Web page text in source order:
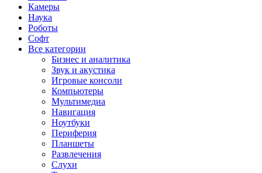
Камеры
Наука
Роботы
Софт
Все категории
Бизнес и аналитика
Звук и акустика
Игровые консоли
Компьютеры
Мультимедиа
Навигация
Ноутбуки
Периферия
Планшеты
Развлечения
Слухи